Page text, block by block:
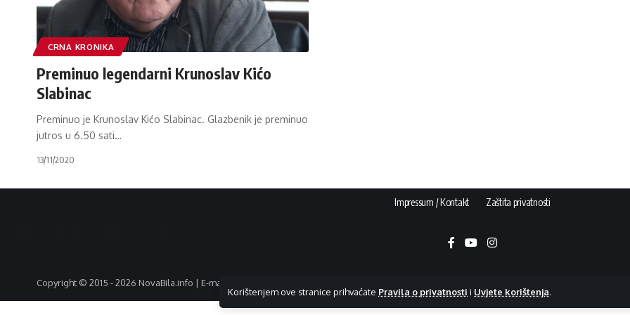
Korištenjem ove stranice prihvaćate Pravila o privatnosti i Uvjete korištenja.
CRNA KRONIKA
Preminuo legendarni Krunoslav Kićo
Slabinac
Preminuo je Krunoslav Kićo Slabinac. Glazbenik je preminuo
jutros u 6.50 sati…
13/11/2020
Impressum / Kontakt Zaštita privatnosti
Copyright © 2015 - 2026 NovaBila.info | E-mail: